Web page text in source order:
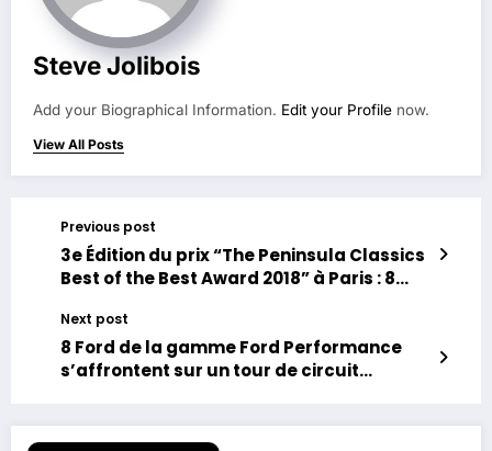
Steve Jolibois
Add your Biographical Information. Edit your Profile now.
View All Posts
Previous post
3e Édition du prix “The Peninsula Classics
Best of the Best Award 2018” à Paris : 8
Next post
8 Ford de la gamme Ford Performance
s’affrontent sur un tour de circuit